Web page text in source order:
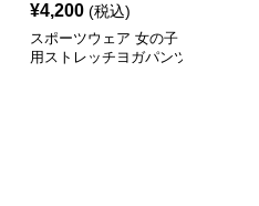
¥4,200 (税込)
スポーツウェア 女の子
用ストレッチヨガパンツ